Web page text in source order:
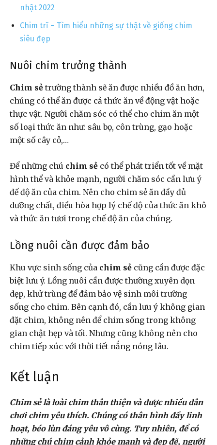
nhật 2022
Chim trĩ – Tìm hiểu những sự thật về giống chim
siêu đẹp
Nuôi chim trưởng thành
Chim sẻ trường thành sẽ ăn được nhiều đồ ăn hơn,
chúng có thể ăn được cả thức ăn về động vật hoặc
thực vật. Người chăm sóc có thể cho chim ăn một
số loại thức ăn như: sâu bọ, côn trùng, gạo hoặc
một số cây cỏ,…
Để những chú chim sẻ có thể phát triển tốt về mặt
hình thể và khỏe mạnh, người chăm sóc cần lưu ý
đế độ ăn của chim. Nên cho chim sẻ ăn đầy đủ
dưỡng chất, điều hòa hợp lý chế độ của thức ăn khô
và thức ăn tươi trong chế độ ăn của chúng.
Lồng nuôi cần được đảm bảo
Khu vực sinh sống của chim sẻ cũng cần được đặc
biệt lưu ý. Lồng nuôi cần được thường xuyên dọn
dẹp, khử trùng để đảm bảo vệ sinh môi trường
sống cho chim. Bên cạnh đó, cần lưu ý không gian
đặt chim, không nên để chim sống trong không
gian chật hẹp và tối. Nhưng cũng không nên cho
chim tiếp xúc với thời tiết nắng nóng lâu.
Kết luận
Chim sẻ là loài chim thân thiện và được nhiều dân
chơi chim yêu thích. Chúng có thân hình đầy linh
hoạt, béo lùn đáng yêu vô cùng. Tuy nhiên, để có
những chú chim cảnh khỏe mạnh và đẹp đẽ, người